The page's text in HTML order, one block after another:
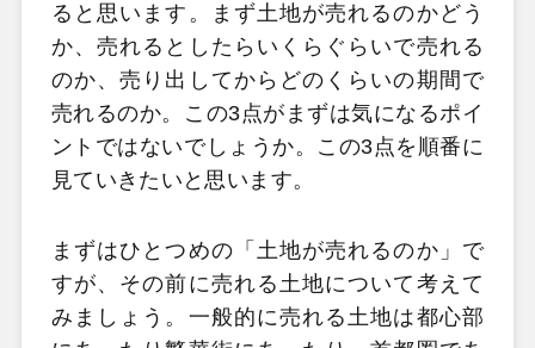
ると思います。まず土地が売れるのかどう
か、売れるとしたらいくらぐらいで売れる
のか、売り出してからどのくらいの期間で
売れるのか。この3点がまずは気になるポイ
ントではないでしょうか。この3点を順番に
見ていきたいと思います。
まずはひとつめの「土地が売れるのか」で
すが、その前に売れる土地について考えて
みましょう。一般的に売れる土地は都心部